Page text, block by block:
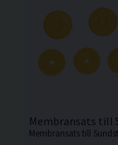
Membransats till